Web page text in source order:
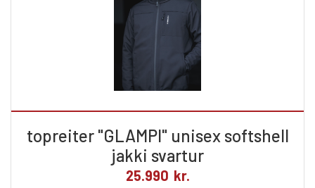
topreiter "GLAMPI" unisex softshell
jakki svartur
25.990 kr.